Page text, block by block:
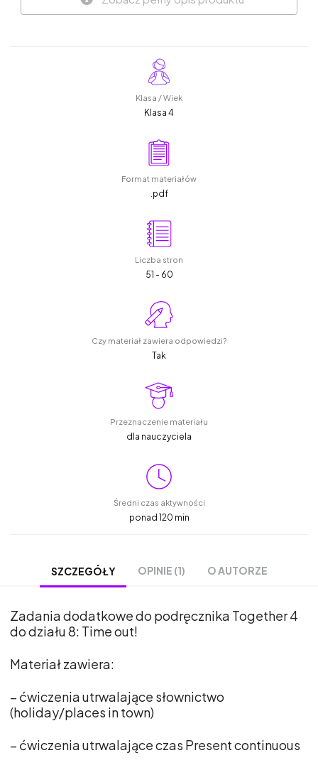
Klasa / Wiek
Klasa 4
Format materiałów
.pdf
Liczba stron
51 - 60
Czy materiał zawiera odpowiedzi?
Tak
Przeznaczenie materiału
dla nauczyciela
Średni czas aktywności
ponad 120 min
SZCZEGÓŁY OPINIE (1) O AUTORZE
Zadania dodatkowe do podręcznika Together 4
do działu 8: Time out!
Materiał zawiera:
– ćwiczenia utrwalające słownictwo
(holiday/places in town)
– ćwiczenia utrwalające czas Present continuous